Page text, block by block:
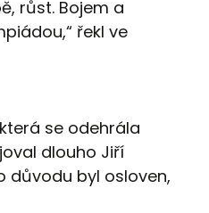
růst. Bojem a
řekl ve
se odehrála
dlouho Jiří
důvodu byl osloven,